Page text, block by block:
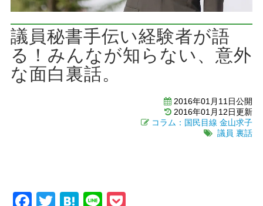
議員秘書手伝い経験者が語
る！みんなが知らない、意外
な面白裏話。
2016年01月11日公開
2016年01月12日更新
コラム：国民目線 金山求子
議員 裏話
Facebook
Twitter
Hatena
Line